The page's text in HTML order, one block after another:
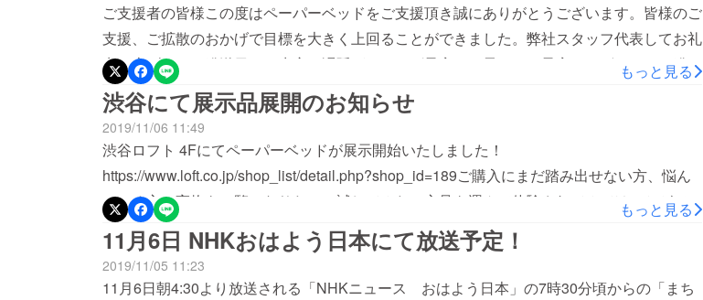
ご支援者の皆様この度はペーパーベッドをご支援頂き誠にありがとうございます。皆様のご
支援、ご拡散のおかげで目標を大きく上回ることができました。弊社スタッフ代表してお礼
申し上げます。発送日程は生産に遅延がなければ予定より早くなる予定でございます。発送
までにお引っ越しなどで住所変更となりましたら住所変更手続きを必ずお早めにお願いいた
します。サポーター様都合で持ち戻りとなった際には大変恐縮ではありますが、再発送料の
ご負担していただきます。昨今、宛先不足や長期不在等で受取ができず持ち戻りとなるリ
ターン品が多いためご理解、ご協力のほど何卒よろしくお願いいたします。今しばらくお待
ちいただけますでしょうか。何卒よろしくお願いいたします。
もっと見る
渋谷にて展示品展開のお知らせ
2019/11/06 11:49
渋谷ロフト 4Fにてペーパーベッドが展示開始いたしました！
https://www.loft.co.jp/shop_list/detail.php?shop_id=189ご購入にまだ踏み出せない方、悩ん
でいる方、実物をご覧になりたい、試してみたい方足を運んで体験されてみてはいかがで
しょうか！
もっと見る
11月6日 NHKおはよう日本にて放送予定！
2019/11/05 11:23
11月6日朝4:30より放送される「NHKニュース おはよう日本」の7時30分頃からの「まち